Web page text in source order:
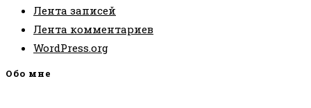
Лента записей
Лента комментариев
WordPress.org
Обо мне